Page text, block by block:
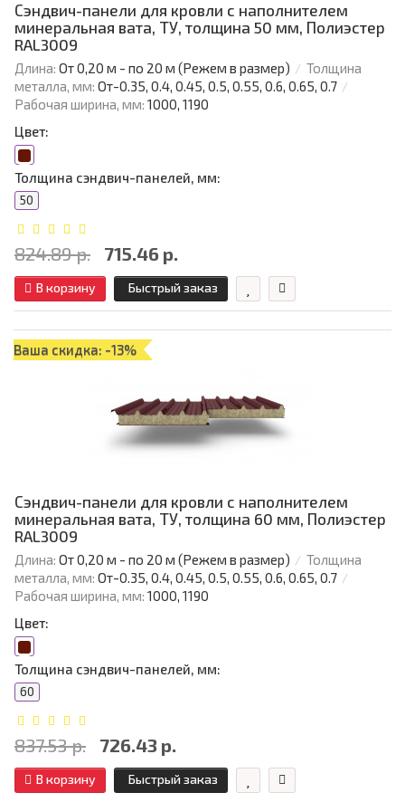
Сэндвич-панели для кровли с наполнителем
минеральная вата, ТУ, толщина 50 мм, Полиэстер
RAL3009
Длина: От 0,20 м - по 20 м (Режем в размер)
Толщина
металла, мм: От-0.35, 0.4, 0.45, 0.5, 0.55, 0.6, 0.65, 0.7
Рабочая ширина, мм: 1000, 1190
Цвет:
Толщина сэндвич-панелей, мм:
50
824.89 р. 715.46 р.
В корзину Быстрый заказ
Ваша скидка: -13%
Сэндвич-панели для кровли с наполнителем
минеральная вата, ТУ, толщина 60 мм, Полиэстер
RAL3009
Длина: От 0,20 м - по 20 м (Режем в размер)
Толщина
металла, мм: От-0.35, 0.4, 0.45, 0.5, 0.55, 0.6, 0.65, 0.7
Рабочая ширина, мм: 1000, 1190
Цвет:
Толщина сэндвич-панелей, мм:
60
837.53 р. 726.43 р.
В корзину Быстрый заказ